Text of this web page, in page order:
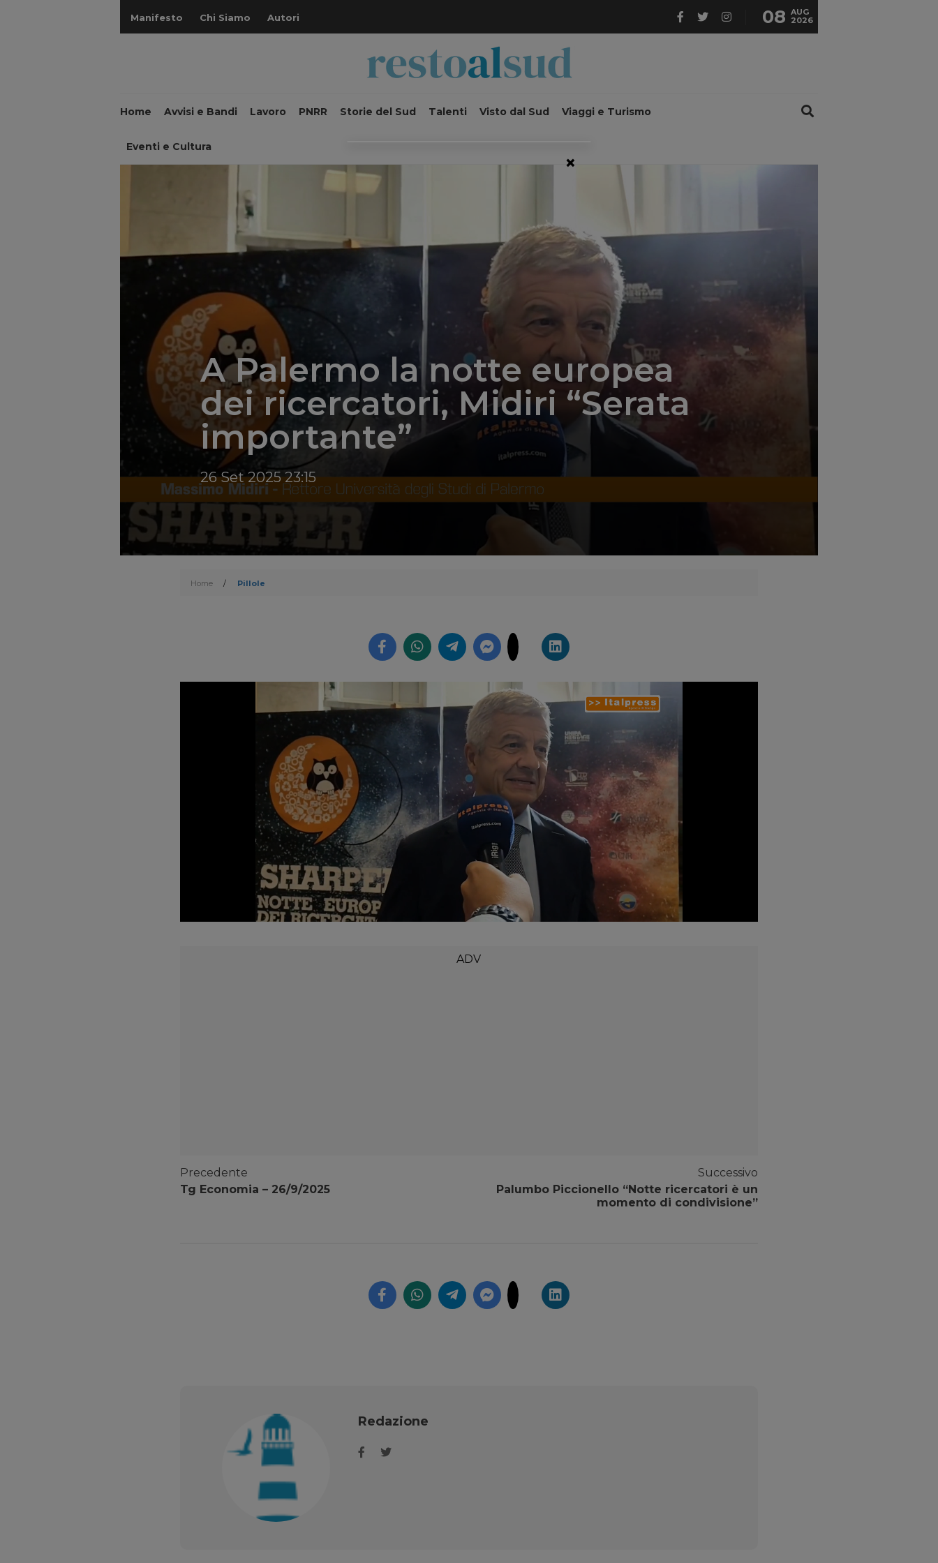
Manifesto Chi Siamo Autori 08 AUG
2026
Home Avvisi e Bandi Lavoro PNRR Storie del Sud Talenti Visto dal Sud Viaggi e Turismo
Eventi e Cultura
';
A Palermo la notte europea
dei ricercatori, Midiri “Serata
importante”
26 Set 2025 23:15
Home / Pillole
Loaded:
Precedente
Tg Economia – 26/9/2025
Successivo
Palumbo Piccionello “Notte ricercatori è un
momento di condivisione”
Redazione
×